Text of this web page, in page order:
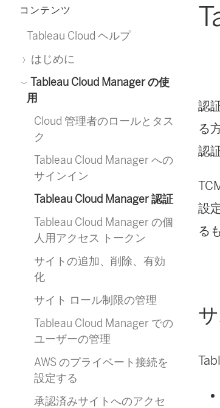
コンテンツ
Tableau Cloud ヘルプ
はじめに
Tableau Cloud Manager の使
用
Cloud 管理者のロールとタス
ク
Tableau Cloud Manager への
サインイン
Tableau Cloud Manager 認証
Tableau Cloud Manager の個
人用アクセス トークン
サイトの追加、削除、有効
化
サイト ロール制限の管理
Tableau Cloud Manager での
ユーザーの管理
AWS のプライベート接続を
設定する
承認済みサイトへのアクセ
認
る
認
設
る